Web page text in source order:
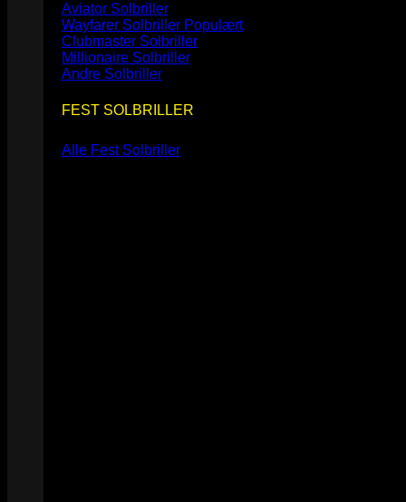
Aviator Solbriller
Wayfarer Solbriller
Clubmaster Solbriller
Millionaire Solbriller
Andre Solbriller
FEST SOLBRILLER
Alle Fest Solbriller